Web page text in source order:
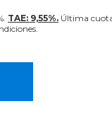
TAE: 9,55%. Última